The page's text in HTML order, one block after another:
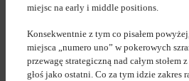
miejsc na early i middle positions.
Konsekwentnie z tym co pisałem
miejsca „numero uno” w pokerowych
przewagę strategiczną nad całym stołem
głoś jako ostatni. Co za tym idzie zakres